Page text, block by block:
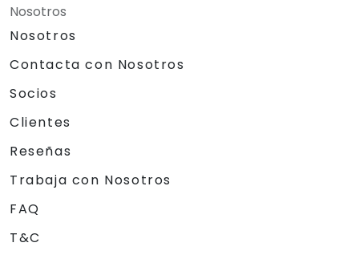
Nosotros
Nosotros
Contacta con Nosotros
Socios
Clientes
Reseñas
Trabaja con Nosotros
FAQ
T&C